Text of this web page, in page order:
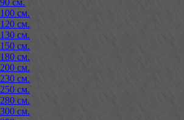
100 см.
120 см.
130 см.
150 см.
180 см.
200 см.
230 см.
250 см.
280 см.
300 см.